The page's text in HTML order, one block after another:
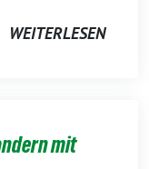
WEITERLESEN
mit